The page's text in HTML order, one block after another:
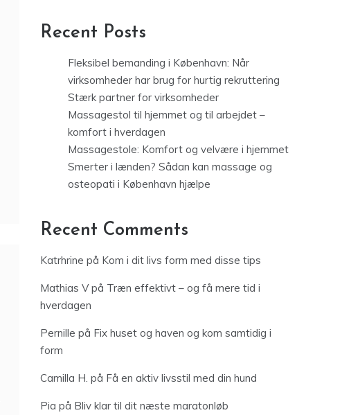
Recent Posts
Fleksibel bemanding i København: Når
virksomheder har brug for hurtig rekruttering
Stærk partner for virksomheder
Massagestol til hjemmet og til arbejdet –
komfort i hverdagen
Massagestole: Komfort og velvære i hjemmet
Smerter i lænden? Sådan kan massage og
osteopati i København hjælpe
Recent Comments
Katrhrine på Kom i dit livs form med disse tips
Mathias Vpå Træn effektivt – og få mere tid i
hverdagen
Pernille på Fix huset og haven og kom samtidig i
form
Camilla H. på Få en aktiv livsstil med din hund
Pia på Bliv klar til dit næste maratonløb